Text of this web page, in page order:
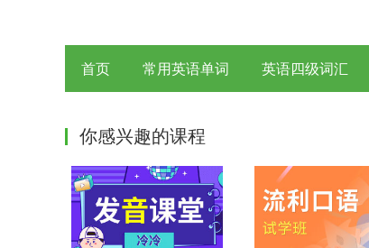
首页 常用英语单词 英语四级词汇
你感兴趣的课程